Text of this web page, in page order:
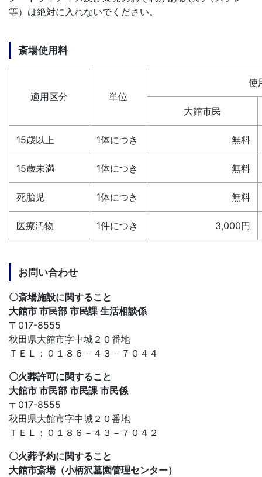
等）は絶対に入れないでください。
斎場使用料
適用区分 単位
使
大館市民
15歳以上 1体につき 無料
15歳未満 1体につき 無料
死胎児 1体につき 無料
医療汚物 1件につき 3,000円
お問い合わせ
〇斎場施設に関すること
大館市 市民部 市民課 生活相談係
〒017-8555
秋田県大館市字中城２０番地
ＴＥＬ：０１８６－４３－７０４４
〇火葬許可に関すること
大館市 市民部 市民課 市民係
〒017-8555
秋田県大館市字中城２０番地
ＴＥＬ：０１８６－４３－７０４２
〇火葬予約に関すること
大館市斎場（小柄沢墓園管理センター）